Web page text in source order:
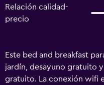
Relación calidad-
precio
Este bed and breakfast
jardín, desayuno gratuito
gratuito. La conexión wifi